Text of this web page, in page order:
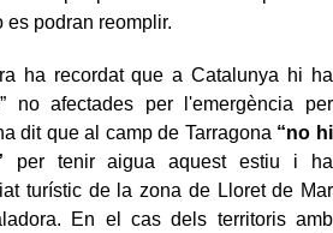
es podran reomplir.
ha recordat que a Catalunya hi ha
no afectades per l'emergència per
dit que al camp de Tarragona “no hi
per tenir aigua aquest estiu i ha
turístic de la zona de Lloret de Mar
En el cas dels territoris amb